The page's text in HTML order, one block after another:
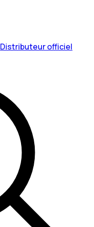
Distributeur officiel